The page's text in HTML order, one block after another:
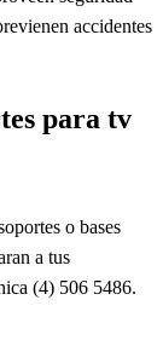
accidentes
para tv
o bases
a tus
(4) 506 5486.